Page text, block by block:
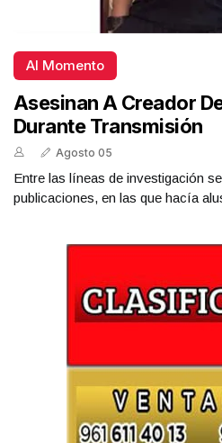
Al Momento
Asesinan A Creador
Durante Transmisión
Agosto 05
Entre las líneas de investigación
publicaciones, en las que hacía